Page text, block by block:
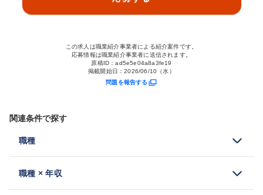
この求人は職業紹介事業者による紹介案件です。
応募情報は職業紹介事業者に送信されます。
原稿ID：ad5e5e04a8a3fe19
掲載開始日：2026/06/10（水）
問題を報告する
関連条件で探す
職種
職種 × 年収